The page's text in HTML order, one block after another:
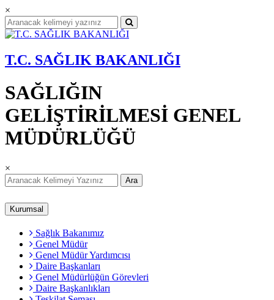
×
T.C. SAĞLIK BAKANLIĞI
SAĞLIĞIN
GELİŞTİRİLMESİ GENEL
MÜDÜRLÜĞÜ
×
Ara
Kurumsal
Sağlık Bakanımız
Genel Müdür
Genel Müdür Yardımcısı
Daire Başkanları
Genel Müdürlüğün Görevleri
Daire Başkanlıkları